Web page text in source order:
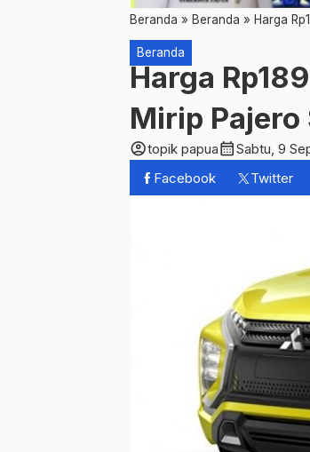
Beranda » Beranda » Harga
Beranda
Harga
Mirip Pajero
account_circletopik papuacalendar_monthSabtu, 9
Facebook
Twitter